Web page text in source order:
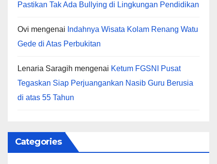
Pastikan Tak Ada Bullying di Lingkungan Pendidikan
Ovi mengenai Indahnya Wisata Kolam Renang Watu
Gede di Atas Perbukitan
Lenaria Saragih mengenai Ketum FGSNI Pusat
Tegaskan Siap Perjuangankan Nasib Guru Berusia
di atas 55 Tahun
Categories